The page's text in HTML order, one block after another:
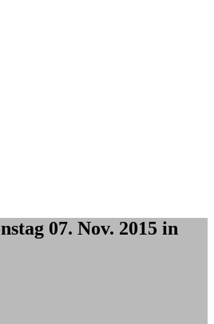
07. Nov. 2015 in